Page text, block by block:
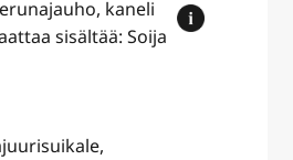
kaneli
sisältää: Soija